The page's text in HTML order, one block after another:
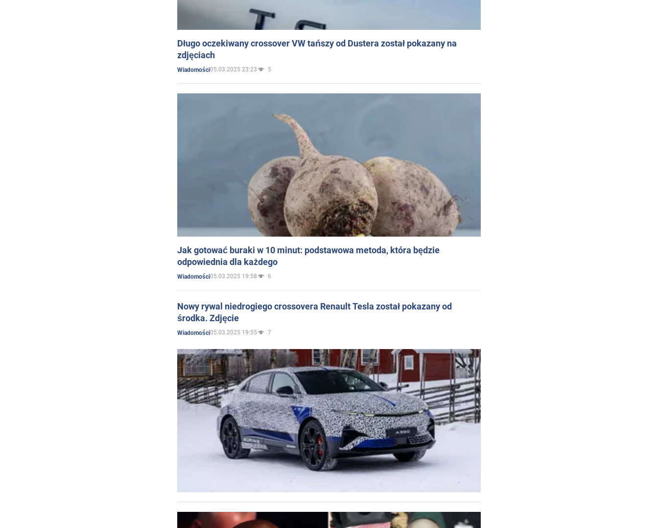
Długo oczekiwany crossover VW tańszy od Dustera został pokazany na
zdjęciach
Wiadomości05.03.2025 23:23 5
Jak gotować buraki w 10 minut: podstawowa metoda, która będzie
odpowiednia dla każdego
Wiadomości05.03.2025 19:58 6
Nowy rywal niedrogiego crossovera Renault Tesla został pokazany od
środka. Zdjęcie
Wiadomości05.03.2025 19:55 7